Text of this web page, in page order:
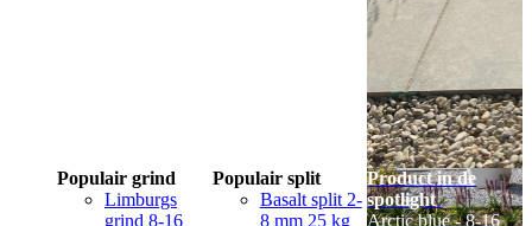
Populair grind
Limburgs
grind 8-16
Populair split
Basalt split 2-
8 mm 25 kg
Product in de
spotlight
Arctic blue - 8-16